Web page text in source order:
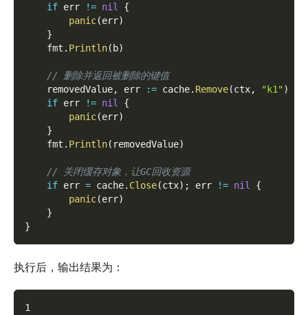
if err != nil
{
panic(err)
}
    fmt
. Println( b)
// 删除并返回被删除的键值
    removedValue
, err := cache. Remove(ctx, "k1")
if err != nil
{
panic(err)
}
    fmt
. Println( removedValue)
// 关闭缓存对象，让GC回收资源
if err = cache. Close(ctx) ; err != nil
{
panic(err)
}
}
执行后，输出结果为：
1